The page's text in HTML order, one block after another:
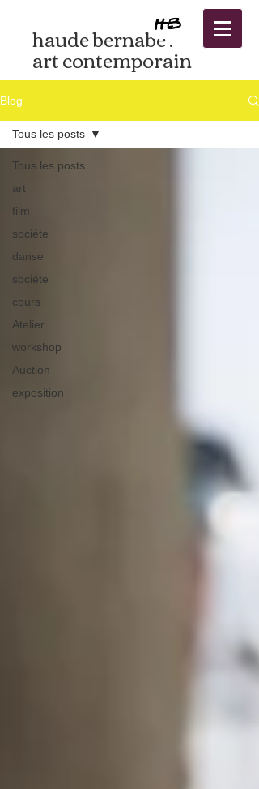
haude bernabé .
art contemporain
Blog
Tous les posts
art
film
sociéte
danse
sociéte
cours
Atelier
workshop
Auction
exposition
Tous les posts